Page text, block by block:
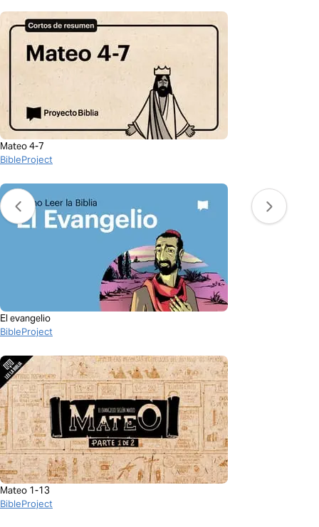
Mateo 4-7
BibleProject
El evangelio
BibleProject
Mateo 1-13
BibleProject